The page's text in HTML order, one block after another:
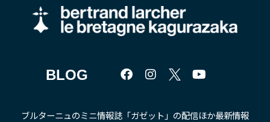
BLOG
ブルターニュのミニ情報誌「ガゼット」の配信ほか最新情報